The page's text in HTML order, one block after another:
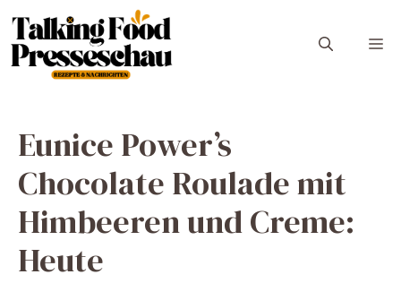
Inhalt
springen
Eunice Power’s
Chocolate Roulade mit
Himbeeren und Creme:
Heute